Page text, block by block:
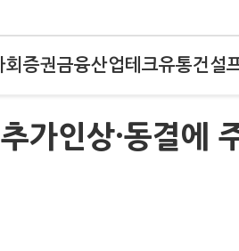
회 증권금융산업테크유통건설
가인상·동결에